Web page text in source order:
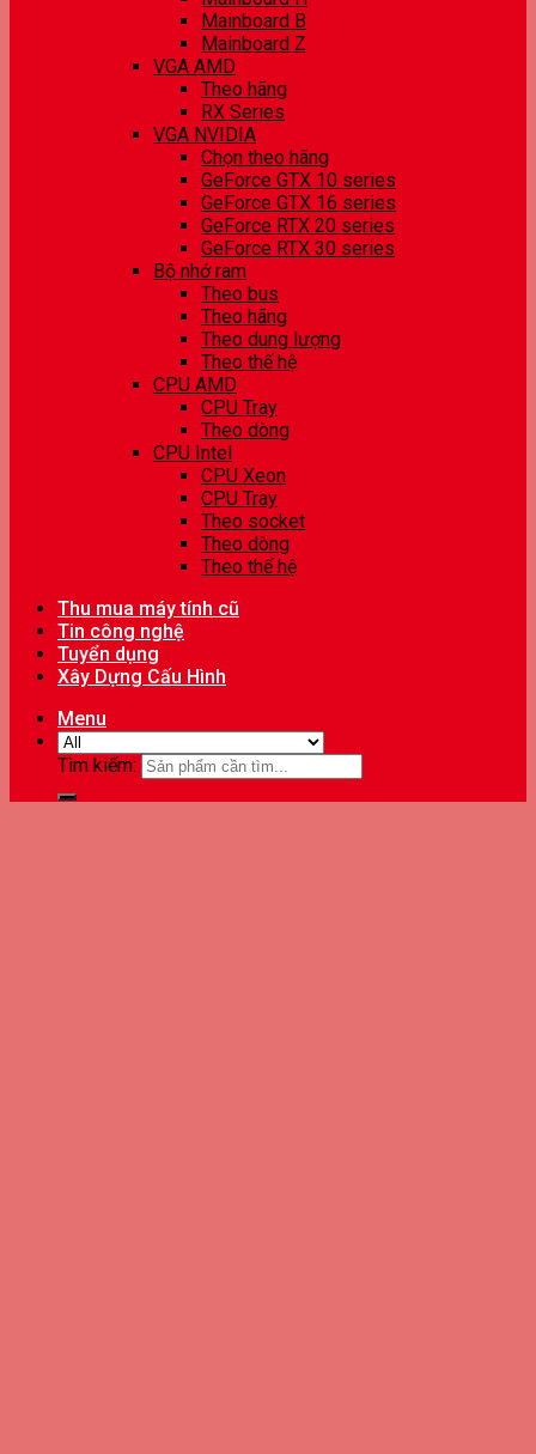
Mainboard B
Mainboard Z
VGA AMD
Theo hãng
RX Series
VGA NVIDIA
Chọn theo hãng
GeForce GTX 10 series
GeForce GTX 16 series
GeForce RTX 20 series
GeForce RTX 30 series
Bộ nhớ ram
Theo bus
Theo hãng
Theo dung lượng
Theo thế hệ
CPU AMD
CPU Tray
Theo dòng
CPU Intel
CPU Xeon
CPU Tray
Theo socket
Theo dòng
Theo thế hệ
Thu mua máy tính cũ
Tin công nghệ
Tuyển dụng
Xây Dựng Cấu Hình
Menu
Tìm kiếm: